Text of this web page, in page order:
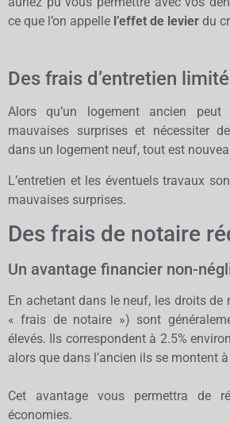
ce que l’on appelle l’effet de levier du
Des frais d’entretien
Alors qu’un logement ancien peut
mauvaises surprises et nécessiter
dans un logement neuf, tout est
L’entretien et les éventuels travaux
mauvaises surprises.
Des frais de notaire
Un avantage financier non-
En achetant dans le neuf, les droits
« frais de notaire ») sont
élevés. Ils correspondent à 2.5%
alors que dans l’ancien ils se montent
Cet avantage vous permettra de
économies.